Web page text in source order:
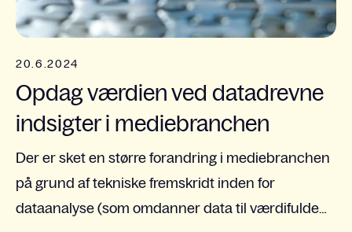
20.6.2024
Opdag værdien ved datadrevne
indsigter i mediebranchen
Der er sket en større forandring i mediebranchen
på grund af tekniske fremskridt inden for
dataanalyse (som omdanner data til værdifulde